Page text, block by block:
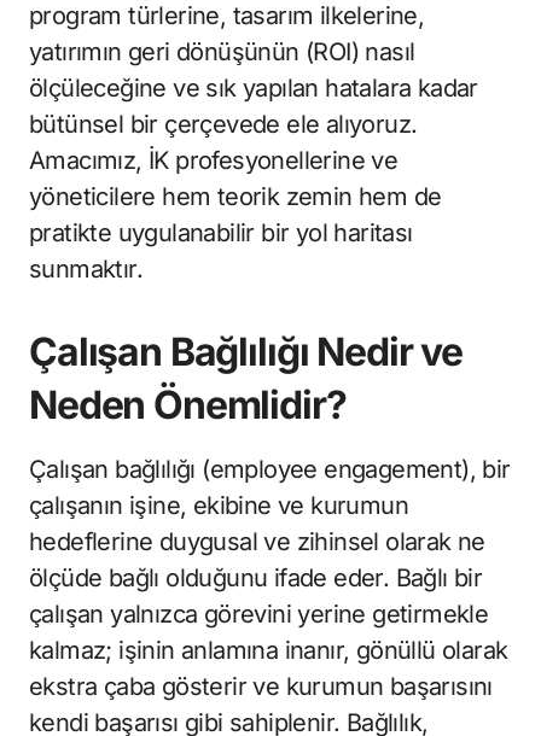
program türlerine, tasarım ilkelerine,
yatırımın geri dönüşünün (ROI) nasıl
ölçüleceğine ve sık yapılan hatalara kadar
bütünsel bir çerçevede ele alıyoruz.
Amacımız, İK profesyonellerine ve
yöneticilere hem teorik zemin hem de
pratikte uygulanabilir bir yol haritası
sunmaktır.
Çalışan Bağlılığı Nedir ve
Neden Önemlidir?
Çalışan bağlılığı (employee engagement), bir
çalışanın işine, ekibine ve kurumun
hedeflerine duygusal ve zihinsel olarak ne
ölçüde bağlı olduğunu ifade eder. Bağlı bir
çalışan yalnızca görevini yerine getirmekle
kalmaz; işinin anlamına inanır, gönüllü olarak
ekstra çaba gösterir ve kurumun başarısını
kendi başarısı gibi sahiplenir. Bağlılık,